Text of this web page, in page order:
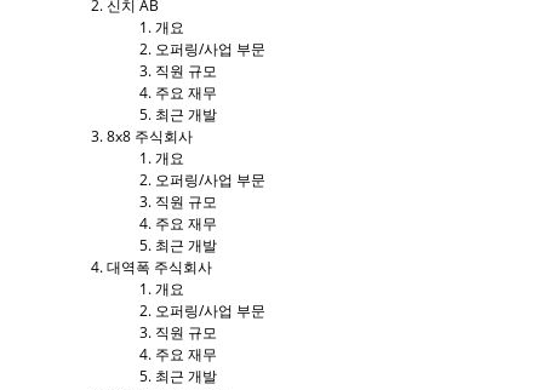
신치 AB
개요
오퍼링/사업 부문
직원 규모
주요 재무
최근 개발
8x8 주식회사
개요
오퍼링/사업 부문
직원 규모
주요 재무
최근 개발
대역폭 주식회사
개요
오퍼링/사업 부문
직원 규모
주요 재무
최근 개발